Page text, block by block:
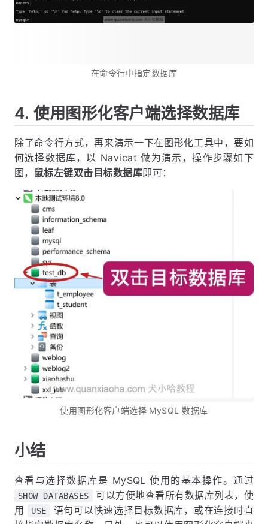
在命令行中指定数据库
4. 使用图形化客户端选择数据库
除了命令行方式，再来演示一下在图形化工具中，要如
何选择数据库，以 Navicat 做为演示，操作步骤如下
图，
鼠标左键双击目标数据库即可：
使用图形化客户端选择 MySQL 数据库
小结
查看与选择数据库是 MySQL 使用的基本操作。通过
SHOW DATABASES
可以方便地查看所有数据库列表，使
用
USE
语句可以快速选择目标数据库，或在连接时直